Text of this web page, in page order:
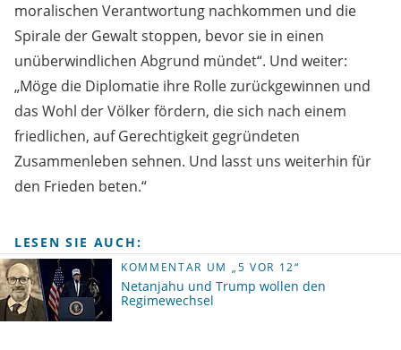
moralischen Verantwortung nachkommen und die
Spirale der Gewalt stoppen, bevor sie in einen
unüberwindlichen Abgrund mündet“. Und weiter:
„Möge die Diplomatie ihre Rolle zurückgewinnen und
das Wohl der Völker fördern, die sich nach einem
friedlichen, auf Gerechtigkeit gegründeten
Zusammenleben sehnen. Und lasst uns weiterhin für
den Frieden beten.“
LESEN SIE AUCH:
KOMMENTAR UM „5 VOR 12“
Netanjahu und Trump wollen den
Regimewechsel